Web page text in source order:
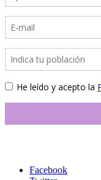
Facebook